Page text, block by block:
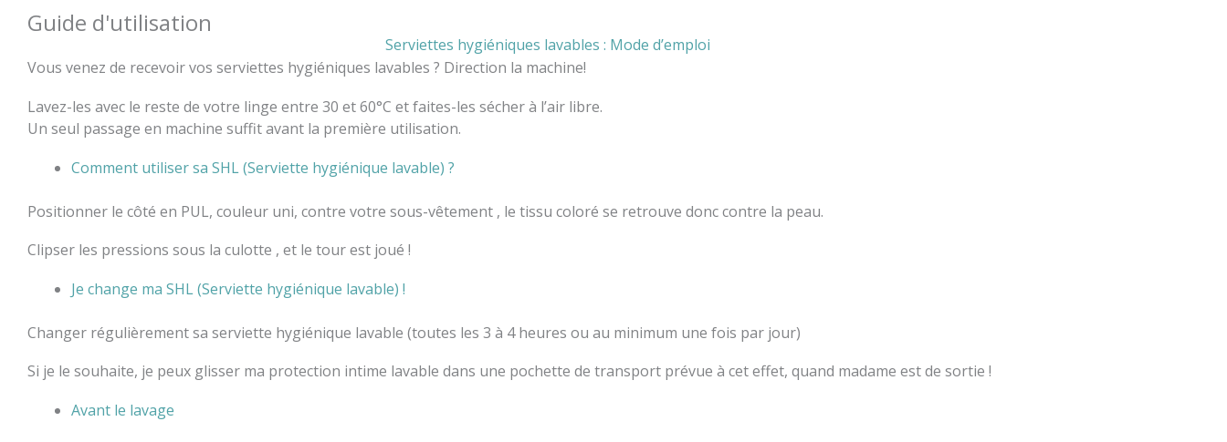
Guide d'utilisation
Serviettes hygiéniques lavables : Mode d’emploi
Vous venez de recevoir vos serviettes hygiéniques lavables ? Direction la machine!
Lavez-les avec le reste de votre linge entre 30 et 60°C et faites-les sécher à l’air libre.
Un seul passage en machine suffit avant la première utilisation.
Comment utiliser sa SHL (Serviette hygiénique lavable) ?
Positionner le côté en PUL, couleur uni, contre votre sous-vêtement , le tissu coloré se retrouve donc contre la peau.
Clipser les pressions sous la culotte , et le tour est joué !
Je change ma SHL (Serviette hygiénique lavable) !
Changer régulièrement sa serviette hygiénique lavable (toutes les 3 à 4 heures ou au minimum une fois par jour)
Si je le souhaite, je peux glisser ma protection intime lavable dans une pochette de transport prévue à cet effet, quand madame est de sortie !
Avant le lavage